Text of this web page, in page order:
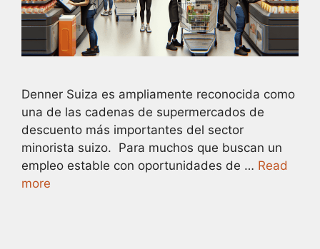
Denner Suiza es ampliamente reconocida como
una de las cadenas de supermercados de
descuento más importantes del sector
minorista suizo. Para muchos que buscan un
empleo estable con oportunidades de … Read
more